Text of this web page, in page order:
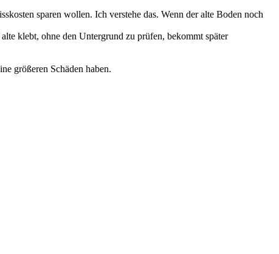
sparen wollen. Ich verstehe das. Wenn der alte Boden noch
klebt, ohne den Untergrund zu prüfen, bekommt später
größeren Schäden haben.